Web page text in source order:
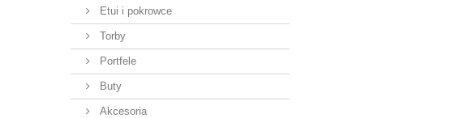
Etui i pokrowce
Torby
Portfele
Buty
Akcesoria